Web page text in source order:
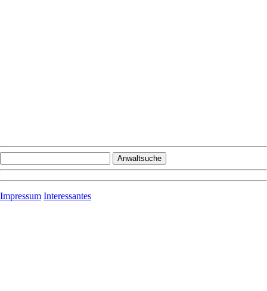
Impressum Interessantes